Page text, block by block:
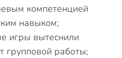
компетенцией
навыком;
игры вытеснили
групповой работы;